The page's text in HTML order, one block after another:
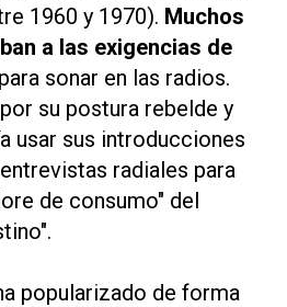
1960 y 1970). Muchos
a las exigencias de
para sonar en las radios.
su postura rebelde y
usar sus introducciones
radiales para
de consumo" del
popularizado de forma